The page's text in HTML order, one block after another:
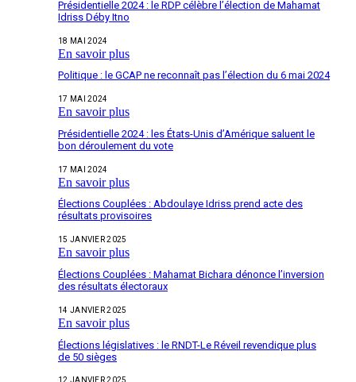
Présidentielle 2024 : le RDP célèbre l’élection de Mahamat
Idriss Déby Itno
18 MAI 2024
En savoir plus
Politique : le GCAP ne reconnaît pas l’élection du 6 mai 2024
17 MAI 2024
En savoir plus
Présidentielle 2024 : les États-Unis d’Amérique saluent le
bon déroulement du vote
17 MAI 2024
En savoir plus
Élections Couplées : Abdoulaye Idriss prend acte des
résultats provisoires
15 JANVIER 2025
En savoir plus
Élections Couplées : Mahamat Bichara dénonce l’inversion
des résultats électoraux
14 JANVIER 2025
En savoir plus
Élections législatives : le RNDT-Le Réveil revendique plus
de 50 sièges